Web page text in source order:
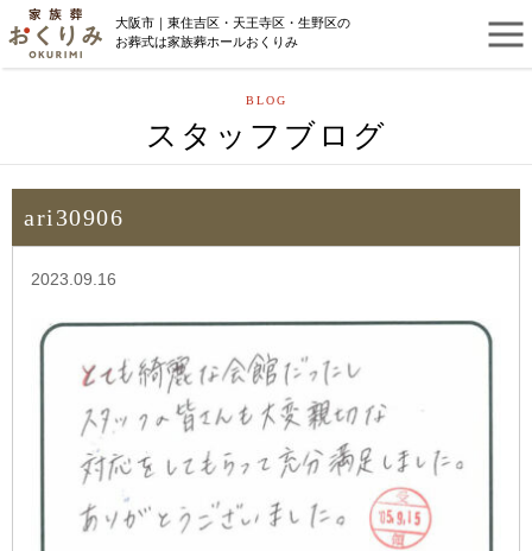
大阪市｜東住吉区・天王寺区・生野区の
お葬式は家族葬ホールおくりみ
BLOG
スタッフブログ
ari30906
2023.09.16